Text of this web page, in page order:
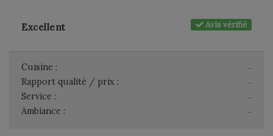
Avis vérifié
Excellent
-
Cuisine :
-
Rapport qualité / prix :
-
Service :
-
Ambiance :